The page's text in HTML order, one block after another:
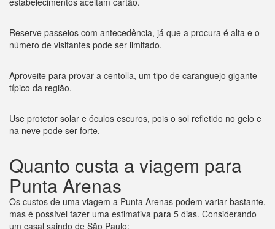
Reserve passeios com antecedência, já que a procura é alta e o
número de visitantes pode ser limitado.
Aproveite para provar a centolla, um tipo de caranguejo gigante
típico da região.
Use protetor solar e óculos escuros, pois o sol refletido no gelo e
na neve pode ser forte.
Quanto custa a viagem para
Punta Arenas
Os custos de uma viagem a Punta Arenas podem variar bastante,
mas é possível fazer uma estimativa para 5 dias. Considerando
um casal saindo de São Paulo: